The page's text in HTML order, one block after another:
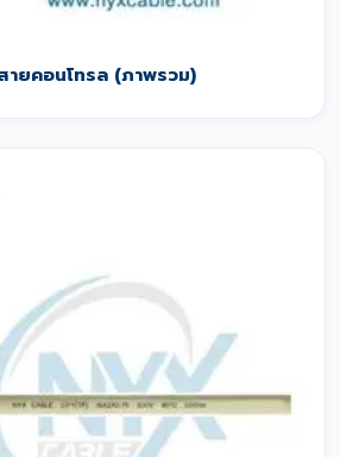
ยคอนโทรล (ภาพรวม)